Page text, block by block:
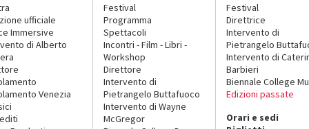
ufficiale
Immersive
di Alberto
Venezia
Festival
Programma
Spettacoli
Incontri - Film - Libri -
Workshop
Direttore
Intervento di
Pietrangelo Buttafuoco
Intervento di Wayne
McGregor
Festival
Direttrice
Intervento di
Pietrangelo
Intervento di
Barbieri
Biennale College
Edizioni passate
Orari e sedi